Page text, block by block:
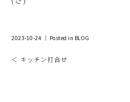
2023-10-24 ｜ Posted in BLOG
＜ キッチン打合せ